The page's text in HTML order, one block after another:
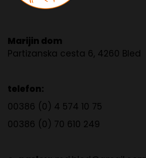
Marijin dom
Partizanska cesta 6, 4260 Bled
telefon:
00386 (0) 4 574 10 75
00386 (0) 70 610 249